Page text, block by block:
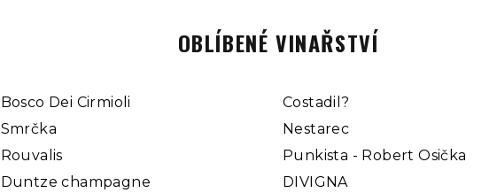
OBLÍBENÉ VINAŘSTVÍ
Bosco Dei Cirmioli Costadil?
Smrčka Nestarec
Rouvalis Punkista - Robert Osička
Duntze champagne DIVIGNA